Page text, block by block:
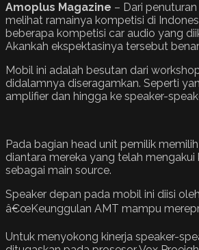
Amoplus Magazine – Dari
melihat ramainya kompetisi di
beberapa kompetisi car audio yang
Akankah ekspektasinya tersebut
Mobil ini adalah besutan dari
didalamnya diseragamkan. Seperti
amplifier dan hingga ke speaker-
Pada bagian head unit pemilik
diantara mereka yang telah
sebagai main source.
Speaker depan pada mobil ini diisi
â€œKeunggulan AMT mampu
Untuk menyokong kinerja speaker-